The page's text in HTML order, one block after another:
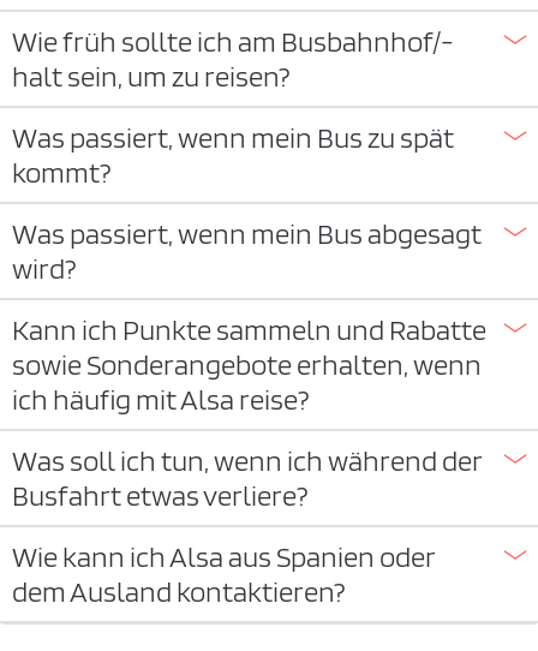
Wie früh sollte ich am Busbahnhof/-
halt sein, um zu reisen?
Was passiert, wenn mein Bus zu spät
kommt?
Was passiert, wenn mein Bus abgesagt
wird?
Kann ich Punkte sammeln und Rabatte
sowie Sonderangebote erhalten, wenn
ich häufig mit Alsa reise?
Was soll ich tun, wenn ich während der
Busfahrt etwas verliere?
Wie kann ich Alsa aus Spanien oder
dem Ausland kontaktieren?